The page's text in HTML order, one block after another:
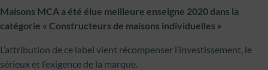
Maisons MCA a été élue meilleure enseigne 2020 dans la
catégorie « Constructeurs de maisons individuelles »
L’attribution de ce label vient récompenser l’investissement, le
sérieux et l’exigence de la marque.